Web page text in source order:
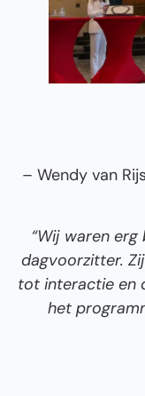
– Wendy van
“Wij waren
dagvoorzitter.
tot interactie en
het